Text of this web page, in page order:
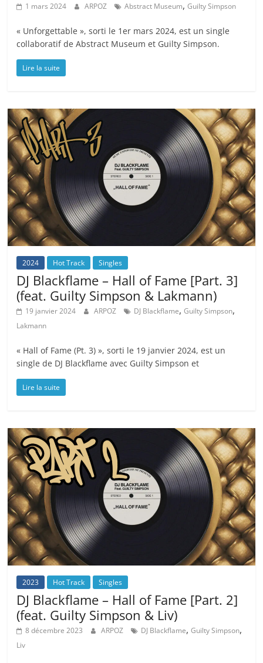
1 mars 2024 ARPOZ Abstract Museum,Guilty Simpson
« Unforgettable », sorti le 1er mars 2024, est un single
collaboratif de Abstract Museum et Guilty Simpson.
Lire la suite
2024 Hot Track Singles
DJ Blackflame – Hall of Fame [Part. 3]
(feat. Guilty Simpson & Lakmann)
19 janvier 2024 ARPOZ DJ Blackflame,Guilty Simpson,
Lakmann
« Hall of Fame (Pt. 3) », sorti le 19 janvier 2024, est un
single de DJ Blackflame avec Guilty Simpson et
Lire la suite
2023 Hot Track Singles
DJ Blackflame – Hall of Fame [Part. 2]
(feat. Guilty Simpson & Liv)
8 décembre 2023 ARPOZ DJ Blackflame,Guilty Simpson,
Liv